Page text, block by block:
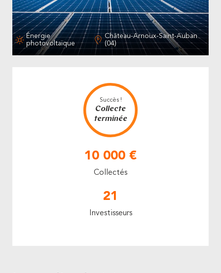
Énergie
photovoltaïque
Château-Arnoux-Saint-Auban
(04)
Succès !
Collecte
terminée
10 000 €
Collectés
21
Investisseurs